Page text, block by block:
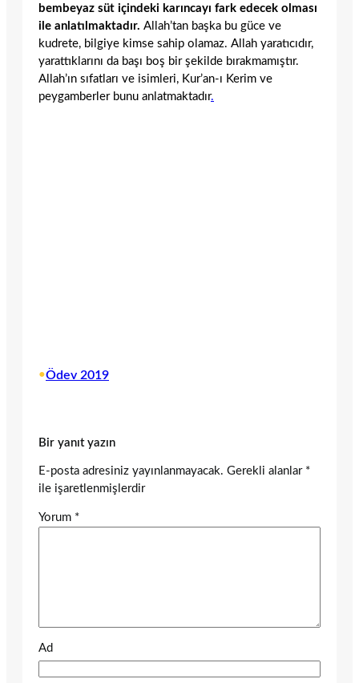
bembeyaz süt içindeki karıncayı fark edecek olması
ile anlatılmaktadır. Allah’tan başka bu güce ve
kudrete, bilgiye kimse sahip olamaz. Allah yaratıcıdır,
yarattıklarını da başı boş bir şekilde bırakmamıştır.
Allah’ın sıfatları ve isimleri, Kur’an-ı Kerim ve
peygamberler bunu anlatmaktadır.
•Ödev 2019
Bir yanıt yazın
E-posta adresiniz yayınlanmayacak. Gerekli alanlar *
ile işaretlenmişlerdir
Yorum *
Ad